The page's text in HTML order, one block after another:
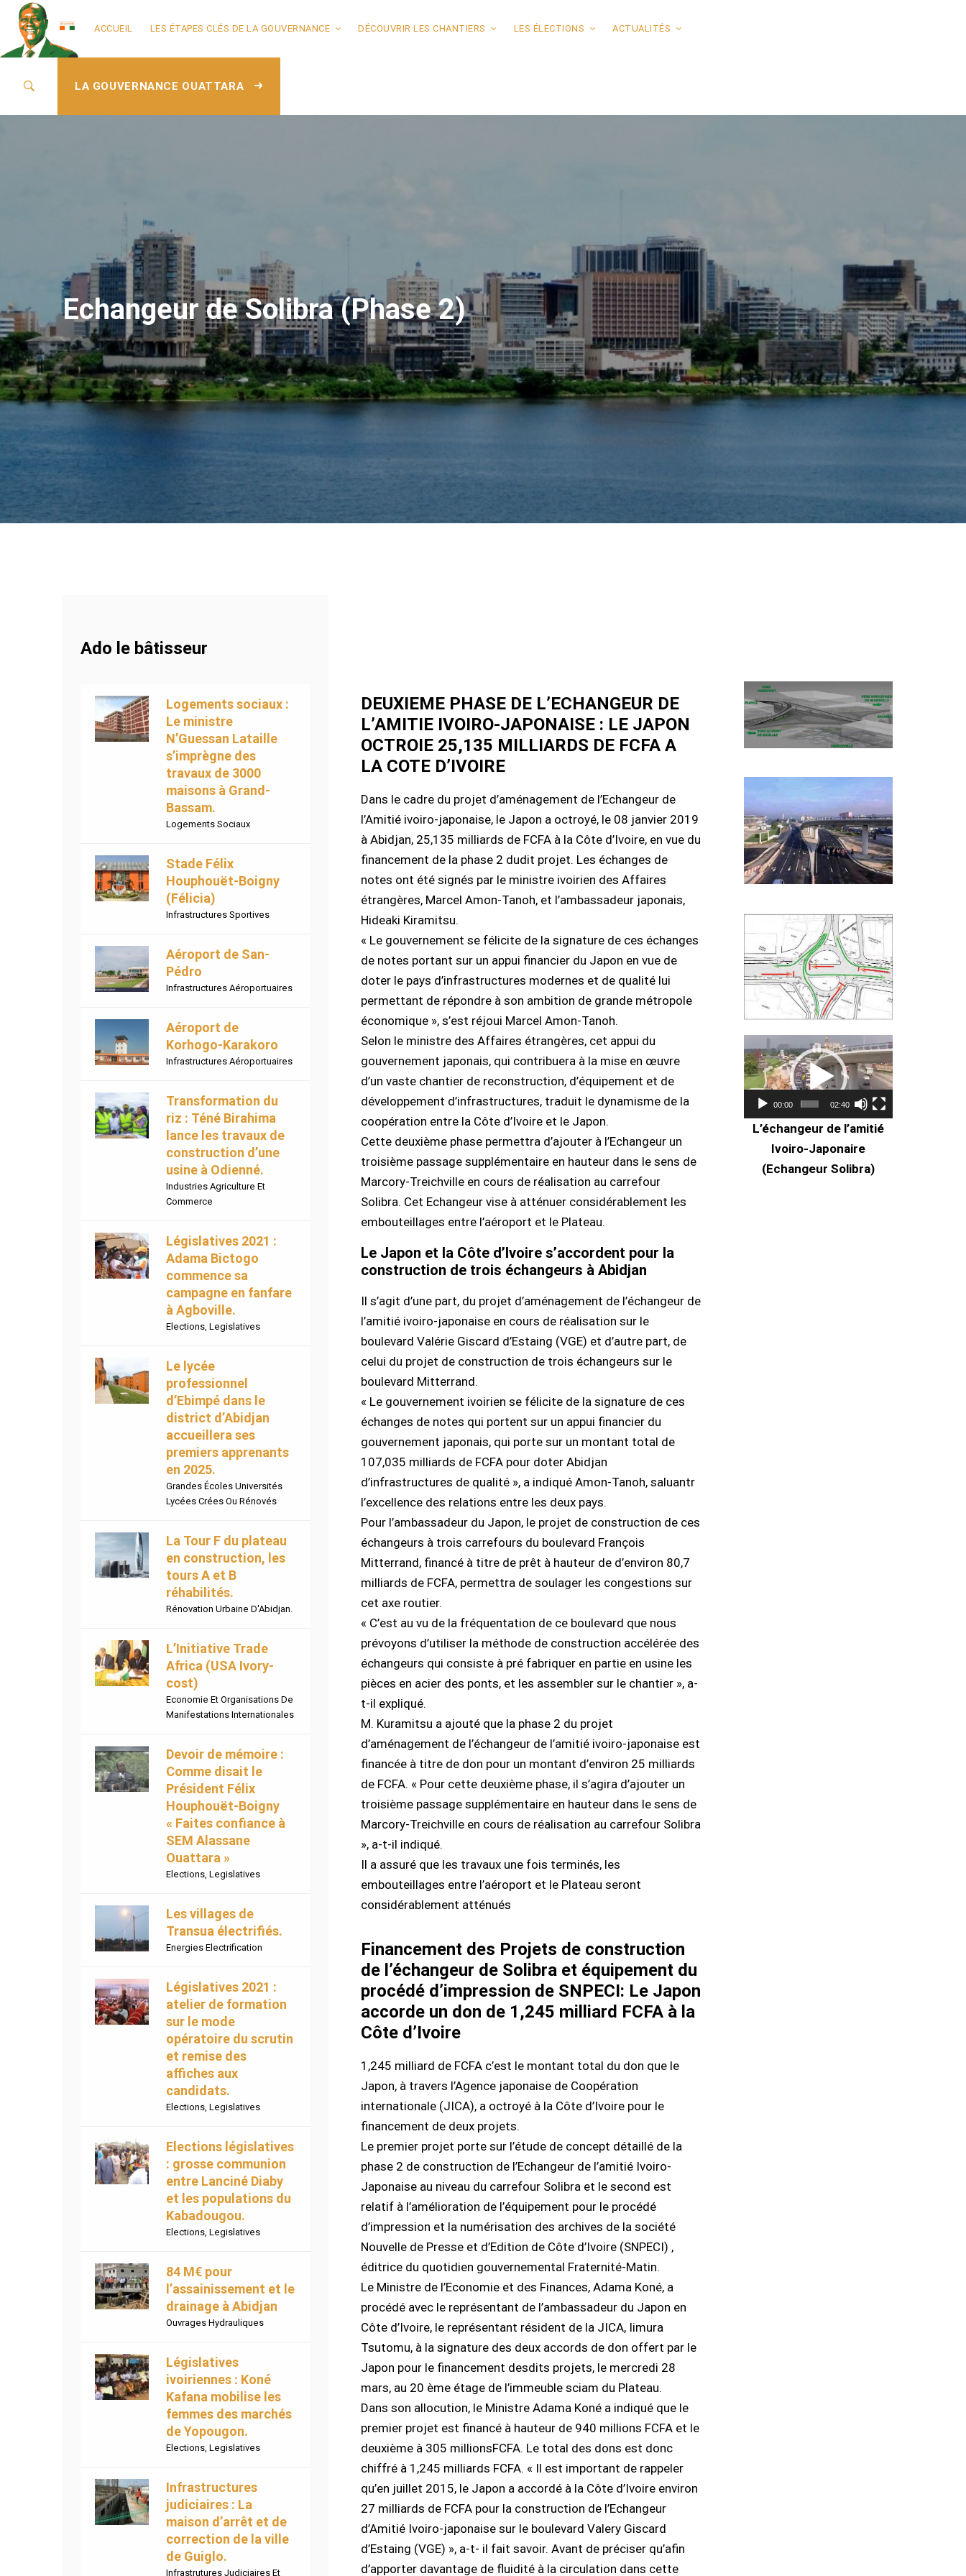
ACCUEIL LES ÉTAPES CLÉS DE LA GOUVERNANCE DÉCOUVRIR LES CHANTIERS LES ÉLECTIONS ACTUALITÉS
LA GOUVERNANCE OUATTARA
Echangeur de Solibra (Phase 2)
Ado le bâtisseur
Logements sociaux :
Le ministre
N’Guessan Lataille
s’imprègne des
travaux de 3000
maisons à Grand-
Bassam.
Logements Sociaux
Stade Félix
Houphouët-Boigny
(Félicia)
Infrastructures Sportives
Aéroport de San-
Pédro
Infrastructures Aéroportuaires
Aéroport de
Korhogo-Karakoro
Infrastructures Aéroportuaires
Transformation du
riz : Téné Birahima
lance les travaux de
construction d’une
usine à Odienné.
Industries Agriculture Et
Commerce
Législatives 2021 :
Adama Bictogo
commence sa
campagne en fanfare
à Agboville.
Elections, Legislatives
Le lycée
professionnel
d’Ebimpé dans le
district d’Abidjan
accueillera ses
premiers apprenants
en 2025.
Grandes Écoles Universités
Lycées Crées Ou Rénovés
La Tour F du plateau
en construction, les
tours A et B
réhabilités.
Rénovation Urbaine D'Abidjan.
L’Initiative Trade
Africa (USA Ivory-
cost)
Economie Et Organisations De
Manifestations Internationales
Devoir de mémoire :
Comme disait le
Président Félix
Houphouët-Boigny
« Faites confiance à
SEM Alassane
Ouattara »
Elections, Legislatives
Les villages de
Transua électrifiés.
Energies Electrification
Législatives 2021 :
atelier de formation
sur le mode
opératoire du scrutin
et remise des
affiches aux
candidats.
Elections, Legislatives
Elections législatives
: grosse communion
entre Lanciné Diaby
et les populations du
Kabadougou.
Elections, Legislatives
84 M€ pour
l’assainissement et le
drainage à Abidjan
Ouvrages Hydrauliques
Législatives
ivoiriennes : Koné
Kafana mobilise les
femmes des marchés
de Yopougon.
Elections, Legislatives
Infrastructures
judiciaires : La
maison d’arrêt et de
correction de la ville
de Guiglo.
Infrastrutures Judiciaires Et
DEUXIEME PHASE DE L’ECHANGEUR DE
L’AMITIE IVOIRO-JAPONAISE : LE JAPON
OCTROIE 25,135 MILLIARDS DE FCFA A
LA COTE D’IVOIRE
Dans le cadre du projet d’aménagement de l’Echangeur de
l’Amitié ivoiro-japonaise, le Japon a octroyé, le 08 janvier 2019
à Abidjan, 25,135 milliards de FCFA à la Côte d’Ivoire, en vue du
financement de la phase 2 dudit projet. Les échanges de
notes ont été signés par le ministre ivoirien des Affaires
étrangères, Marcel Amon-Tanoh, et l’ambassadeur japonais,
Hideaki Kiramitsu.
« Le gouvernement se félicite de la signature de ces échanges
de notes portant sur un appui financier du Japon en vue de
doter le pays d’infrastructures modernes et de qualité lui
permettant de répondre à son ambition de grande métropole
économique », s’est réjoui Marcel Amon-Tanoh.
Selon le ministre des Affaires étrangères, cet appui du
gouvernement japonais, qui contribuera à la mise en œuvre
d’un vaste chantier de reconstruction, d’équipement et de
développement d’infrastructures, traduit le dynamisme de la
coopération entre la Côte d’Ivoire et le Japon.
Cette deuxième phase permettra d’ajouter à l’Echangeur un
troisième passage supplémentaire en hauteur dans le sens de
Marcory-Treichville en cours de réalisation au carrefour
Solibra. Cet Echangeur vise à atténuer considérablement les
embouteillages entre l’aéroport et le Plateau.
Le Japon et la Côte d’Ivoire s’accordent pour la
construction de trois échangeurs à Abidjan
Il s’agit d’une part, du projet d’aménagement de l’échangeur de
l’amitié ivoiro-japonaise en cours de réalisation sur le
boulevard Valérie Giscard d’Estaing (VGE) et d’autre part, de
celui du projet de construction de trois échangeurs sur le
boulevard Mitterrand.
« Le gouvernement ivoirien se félicite de la signature de ces
échanges de notes qui portent sur un appui financier du
gouvernement japonais, qui porte sur un montant total de
107,035 milliards de FCFA pour doter Abidjan
d’infrastructures de qualité », a indiqué Amon-Tanoh, saluantr
l’excellence des relations entre les deux pays.
Pour l’ambassadeur du Japon, le projet de construction de ces
échangeurs à trois carrefours du boulevard François
Mitterrand, financé à titre de prêt à hauteur de d’environ 80,7
milliards de FCFA, permettra de soulager les congestions sur
cet axe routier.
« C’est au vu de la fréquentation de ce boulevard que nous
prévoyons d’utiliser la méthode de construction accélérée des
échangeurs qui consiste à pré fabriquer en partie en usine les
pièces en acier des ponts, et les assembler sur le chantier », a-
t-il expliqué.
M. Kuramitsu a ajouté que la phase 2 du projet
d’aménagement de l’échangeur de l’amitié ivoiro-japonaise est
financée à titre de don pour un montant d’environ 25 milliards
de FCFA. « Pour cette deuxième phase, il s’agira d’ajouter un
troisième passage supplémentaire en hauteur dans le sens de
Marcory-Treichville en cours de réalisation au carrefour Solibra
», a-t-il indiqué.
Il a assuré que les travaux une fois terminés, les
embouteillages entre l’aéroport et le Plateau seront
considérablement atténués
Financement des Projets de construction
de l’échangeur de Solibra et équipement du
procédé d’impression de SNPECI: Le Japon
accorde un don de 1,245 milliard FCFA à la
Côte d’Ivoire
1,245 milliard de FCFA c’est le montant total du don que le
Japon, à travers l’Agence japonaise de Coopération
internationale (JICA), a octroyé à la Côte d’Ivoire pour le
financement de deux projets.
Le premier projet porte sur l’étude de concept détaillé de la
phase 2 de construction de l’Echangeur de l’amitié Ivoiro-
Japonaise au niveau du carrefour Solibra et le second est
relatif à l’amélioration de l’équipement pour le procédé
d’impression et la numérisation des archives de la société
Nouvelle de Presse et d’Edition de Côte d’Ivoire (SNPECI) ,
éditrice du quotidien gouvernemental Fraternité-Matin.
Le Ministre de l’Economie et des Finances, Adama Koné, a
procédé avec le représentant de l’ambassadeur du Japon en
Côte d’Ivoire, le représentant résident de la JICA, Iimura
Tsutomu, à la signature des deux accords de don offert par le
Japon pour le financement desdits projets, le mercredi 28
mars, au 20 ème étage de l’immeuble sciam du Plateau.
Dans son allocution, le Ministre Adama Koné a indiqué que le
premier projet est financé à hauteur de 940 millions FCFA et le
deuxième à 305 millionsFCFA. Le total des dons est donc
chiffré à 1,245 milliards FCFA. « Il est important de rappeler
qu’en juillet 2015, le Japon a accordé à la Côte d’Ivoire environ
27 milliards de FCFA pour la construction de l’Echangeur
d’Amitié Ivoiro-japonaise sur le boulevard Valery Giscard
d’Estaing (VGE) », a-t- il fait savoir. Avant de préciser qu’afin
d’apporter davantage de fluidité à la circulation dans cette
Lecteur
vidéo
00:00 02:40
L’échangeur de l’amitié
Ivoiro-Japonaire
(Echangeur Solibra)